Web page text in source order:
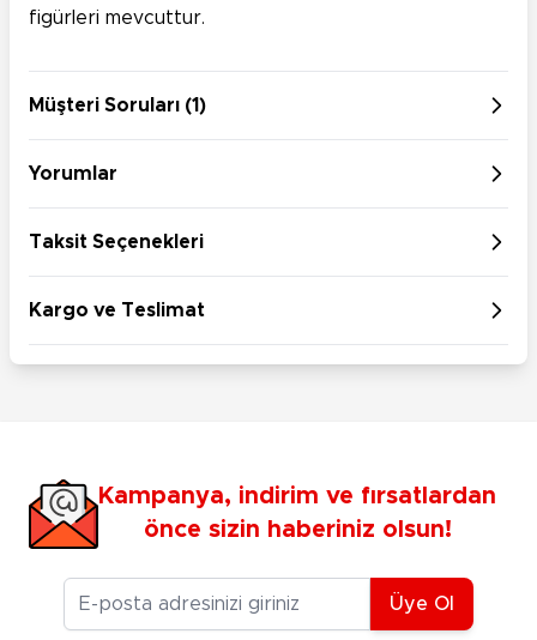
figürleri mevcuttur.
Müşteri Soruları (1)
Yorumlar
Taksit Seçenekleri
Kargo ve Teslimat
Kampanya, indirim ve fırsatlardan
önce sizin haberiniz olsun!
E-posta Adresiniz
Üye Ol